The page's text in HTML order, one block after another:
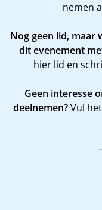
nemen
Nog geen lid, maar
dit evenement
hier lid en
Geen interesse
deelnemen?Vul